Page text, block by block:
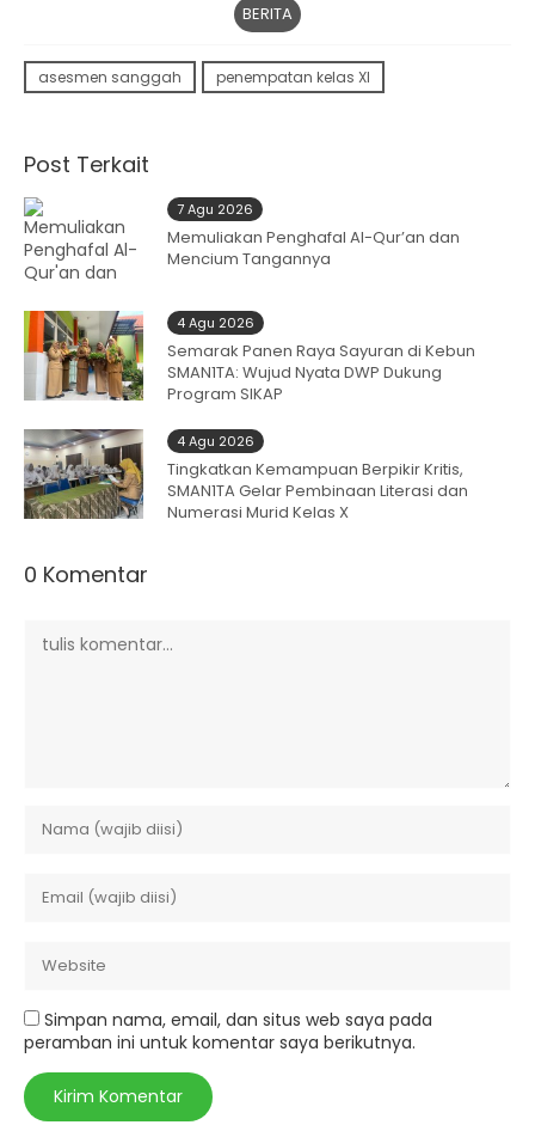
BERITA
asesmen sanggah penempatan kelas XI
Post Terkait
7 Agu 2026
Memuliakan Penghafal Al-Qur’an dan
Mencium Tangannya
4 Agu 2026
Semarak Panen Raya Sayuran di Kebun
SMAN1TA: Wujud Nyata DWP Dukung
Program SIKAP
4 Agu 2026
Tingkatkan Kemampuan Berpikir Kritis,
SMAN1TA Gelar Pembinaan Literasi dan
Numerasi Murid Kelas X
0 Komentar
Simpan nama, email, dan situs web saya pada
peramban ini untuk komentar saya berikutnya.